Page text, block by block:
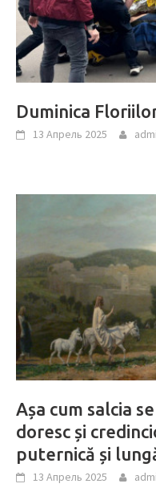
Duminica
13 Апрель 2025
Așa cum salcia
doresc și
puternică și
13 Апрель 2025